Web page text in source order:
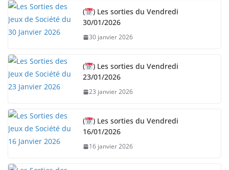
(
) Les sorties du Vendredi
30/01/2026
30 janvier 2026
(
) Les sorties du Vendredi
23/01/2026
23 janvier 2026
(
) Les sorties du Vendredi
16/01/2026
16 janvier 2026